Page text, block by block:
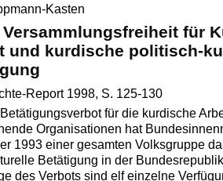
Kasten
Versammlungsfreiheit für
und kurdische politisch-
Report 1998, S. 125-130
für die kurdische
Organisationen hat
1993 einer gesamten Volksgruppe
Betätigung in der
des Verbots sind elf einzelne